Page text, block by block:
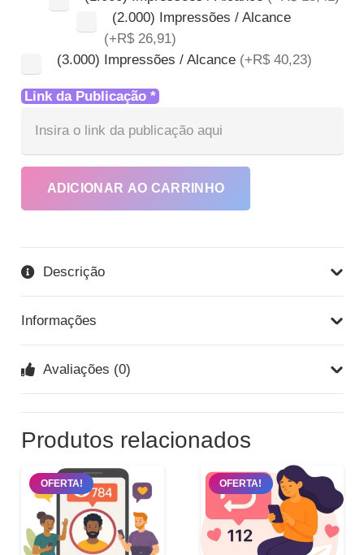
(2.000) Impressões / Alcance
(+R$ 26,91)
(3.000) Impressões / Alcance (+R$ 40,23)
Link da Publicação *
ADICIONAR AO CARRINHO
Descrição
Informações
Avaliações (0)
Produtos relacionados
OFERTA! OFERTA!